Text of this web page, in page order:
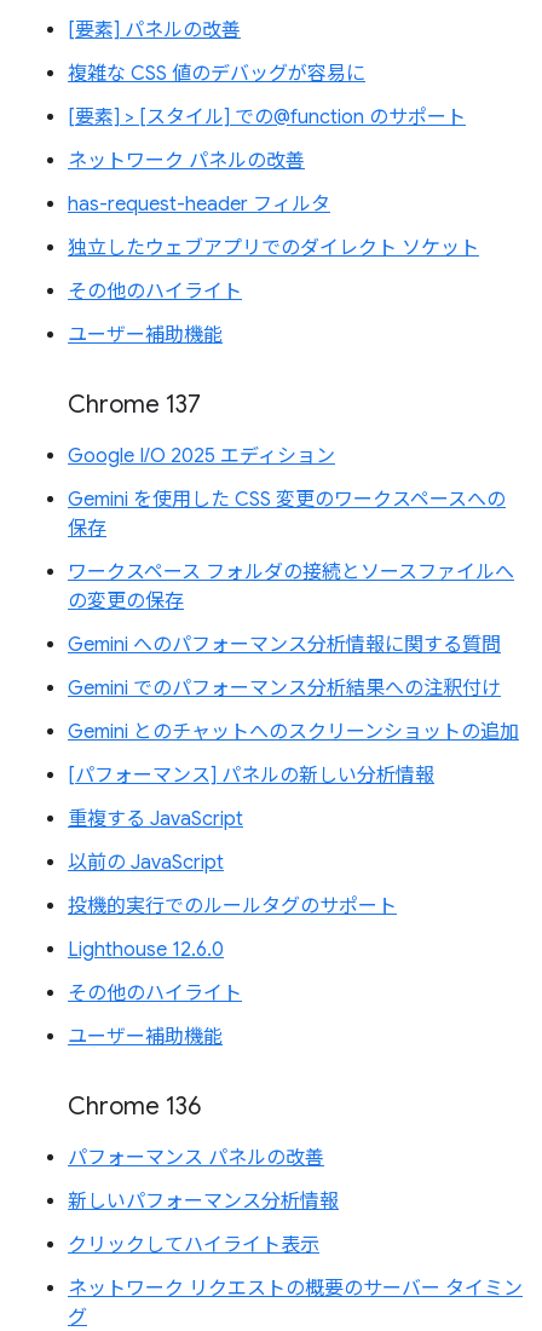
[要素] パネルの改善
複雑な CSS 値のデバッグが容易に
[要素] > [スタイル] での@function のサポート
ネットワーク パネルの改善
has-request-header フィルタ
独立したウェブアプリでのダイレクト ソケット
その他のハイライト
ユーザー補助機能
Chrome 137
Google I/O 2025 エディション
Gemini を使用した CSS 変更のワークスペースへの
保存
ワークスペース フォルダの接続とソースファイルへ
の変更の保存
Gemini へのパフォーマンス分析情報に関する質問
Gemini でのパフォーマンス分析結果への注釈付け
Gemini とのチャットへのスクリーンショットの追加
[パフォーマンス] パネルの新しい分析情報
重複する JavaScript
以前の JavaScript
投機的実行でのルールタグのサポート
Lighthouse 12.6.0
その他のハイライト
ユーザー補助機能
Chrome 136
パフォーマンス パネルの改善
新しいパフォーマンス分析情報
クリックしてハイライト表示
ネットワーク リクエストの概要のサーバー タイミン
グ